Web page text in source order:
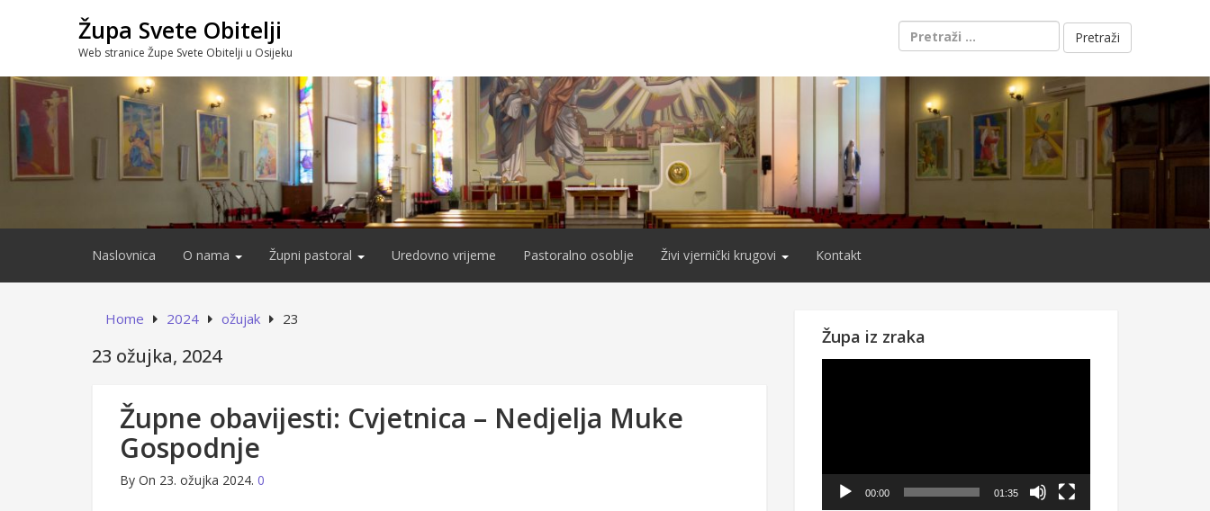
Župa Svete Obitelji
Web stranice Župe Svete Obitelji u Osijeku
Pretraži:
Naslovnica O nama Župni pastoral Uredovno vrijeme Pastoralno osoblje Živi vjernički krugovi Kontakt
Home 2024 ožujak 23
23 ožujka, 2024
Župne obavijesti: Cvjetnica – Nedjelja Muke
Gospodnje
By On 23. ožujka 2024. 0
Župa iz zraka
00:00 01:35